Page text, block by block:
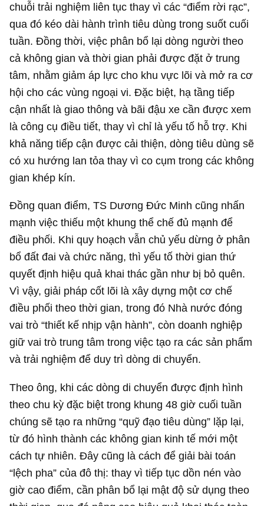
chuỗi trải nghiệm liên tục thay vì các “điểm rời rạc”,
qua đó kéo dài hành trình tiêu dùng trong suốt cuối
tuần. Đồng thời, việc phân bổ lại dòng người theo
cả không gian và thời gian phải được đặt ở trung
tâm, nhằm giảm áp lực cho khu vực lõi và mở ra cơ
hội cho các vùng ngoại vi. Đặc biệt, hạ tầng tiếp
cận nhất là giao thông và bãi đậu xe cần được xem
là công cụ điều tiết, thay vì chỉ là yếu tố hỗ trợ. Khi
khả năng tiếp cận được cải thiện, dòng tiêu dùng sẽ
có xu hướng lan tỏa thay vì co cụm trong các không
gian khép kín.
Đồng quan điểm, TS Dương Đức Minh cũng nhấn
mạnh việc thiếu một khung thể chế đủ mạnh để
điều phối. Khi quy hoạch vẫn chủ yếu dừng ở phân
bổ đất đai và chức năng, thì yếu tố thời gian thứ
quyết định hiệu quả khai thác gần như bị bỏ quên.
Vì vậy, giải pháp cốt lõi là xây dựng một cơ chế
điều phối theo thời gian, trong đó Nhà nước đóng
vai trò “thiết kế nhịp vận hành”, còn doanh nghiệp
giữ vai trò trung tâm trong việc tạo ra các sản phẩm
và trải nghiệm để duy trì dòng di chuyển.
Theo ông, khi các dòng di chuyển được định hình
theo chu kỳ đặc biệt trong khung 48 giờ cuối tuần
chúng sẽ tạo ra những “quỹ đạo tiêu dùng” lặp lại,
từ đó hình thành các không gian kinh tế mới một
cách tự nhiên. Đây cũng là cách để giải bài toán
“lệch pha” của đô thị: thay vì tiếp tục dồn nén vào
giờ cao điểm, cần phân bổ lại mật độ sử dụng theo